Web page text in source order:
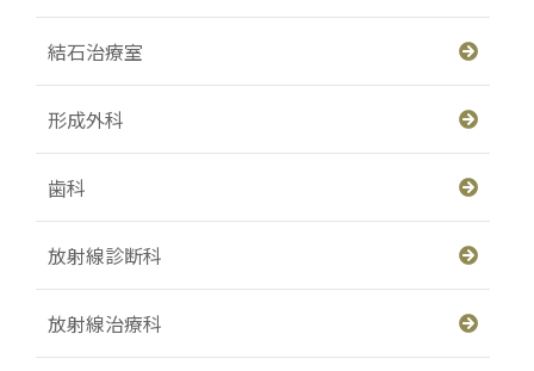
結石治療室
形成外科
歯科
放射線診断科
放射線治療科